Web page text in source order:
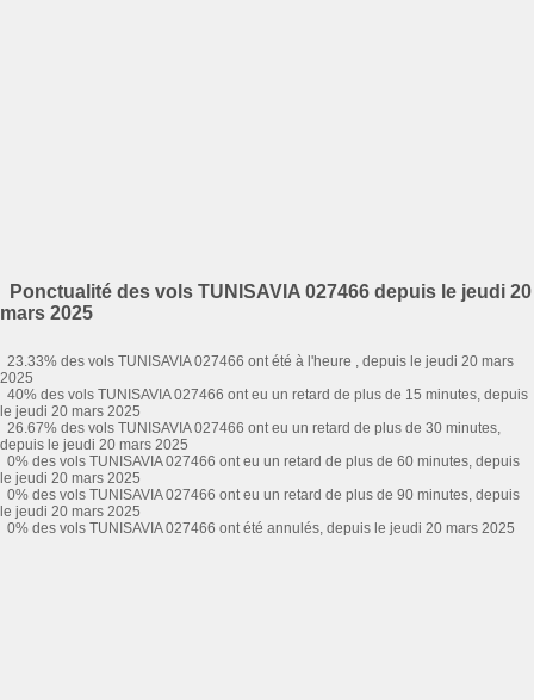
Ponctualité des vols TUNISAVIA 027466 depuis le jeudi 20
mars 2025
23.33% des vols TUNISAVIA 027466 ont été à l'heure , depuis le jeudi 20 mars
2025
40% des vols TUNISAVIA 027466 ont eu un retard de plus de 15 minutes, depuis
le jeudi 20 mars 2025
26.67% des vols TUNISAVIA 027466 ont eu un retard de plus de 30 minutes,
depuis le jeudi 20 mars 2025
0% des vols TUNISAVIA 027466 ont eu un retard de plus de 60 minutes, depuis
le jeudi 20 mars 2025
0% des vols TUNISAVIA 027466 ont eu un retard de plus de 90 minutes, depuis
le jeudi 20 mars 2025
0% des vols TUNISAVIA 027466 ont été annulés, depuis le jeudi 20 mars 2025